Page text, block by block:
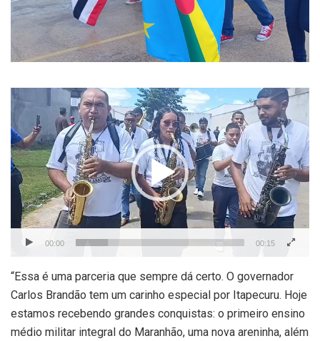
Tocador
vídeo
00:00 00:15
“Essa é uma parceria que sempre dá certo. O governador
Carlos Brandão tem um carinho especial por Itapecuru. Hoje
estamos recebendo grandes conquistas: o primeiro ensino
médio militar integral do Maranhão, uma nova areninha, além